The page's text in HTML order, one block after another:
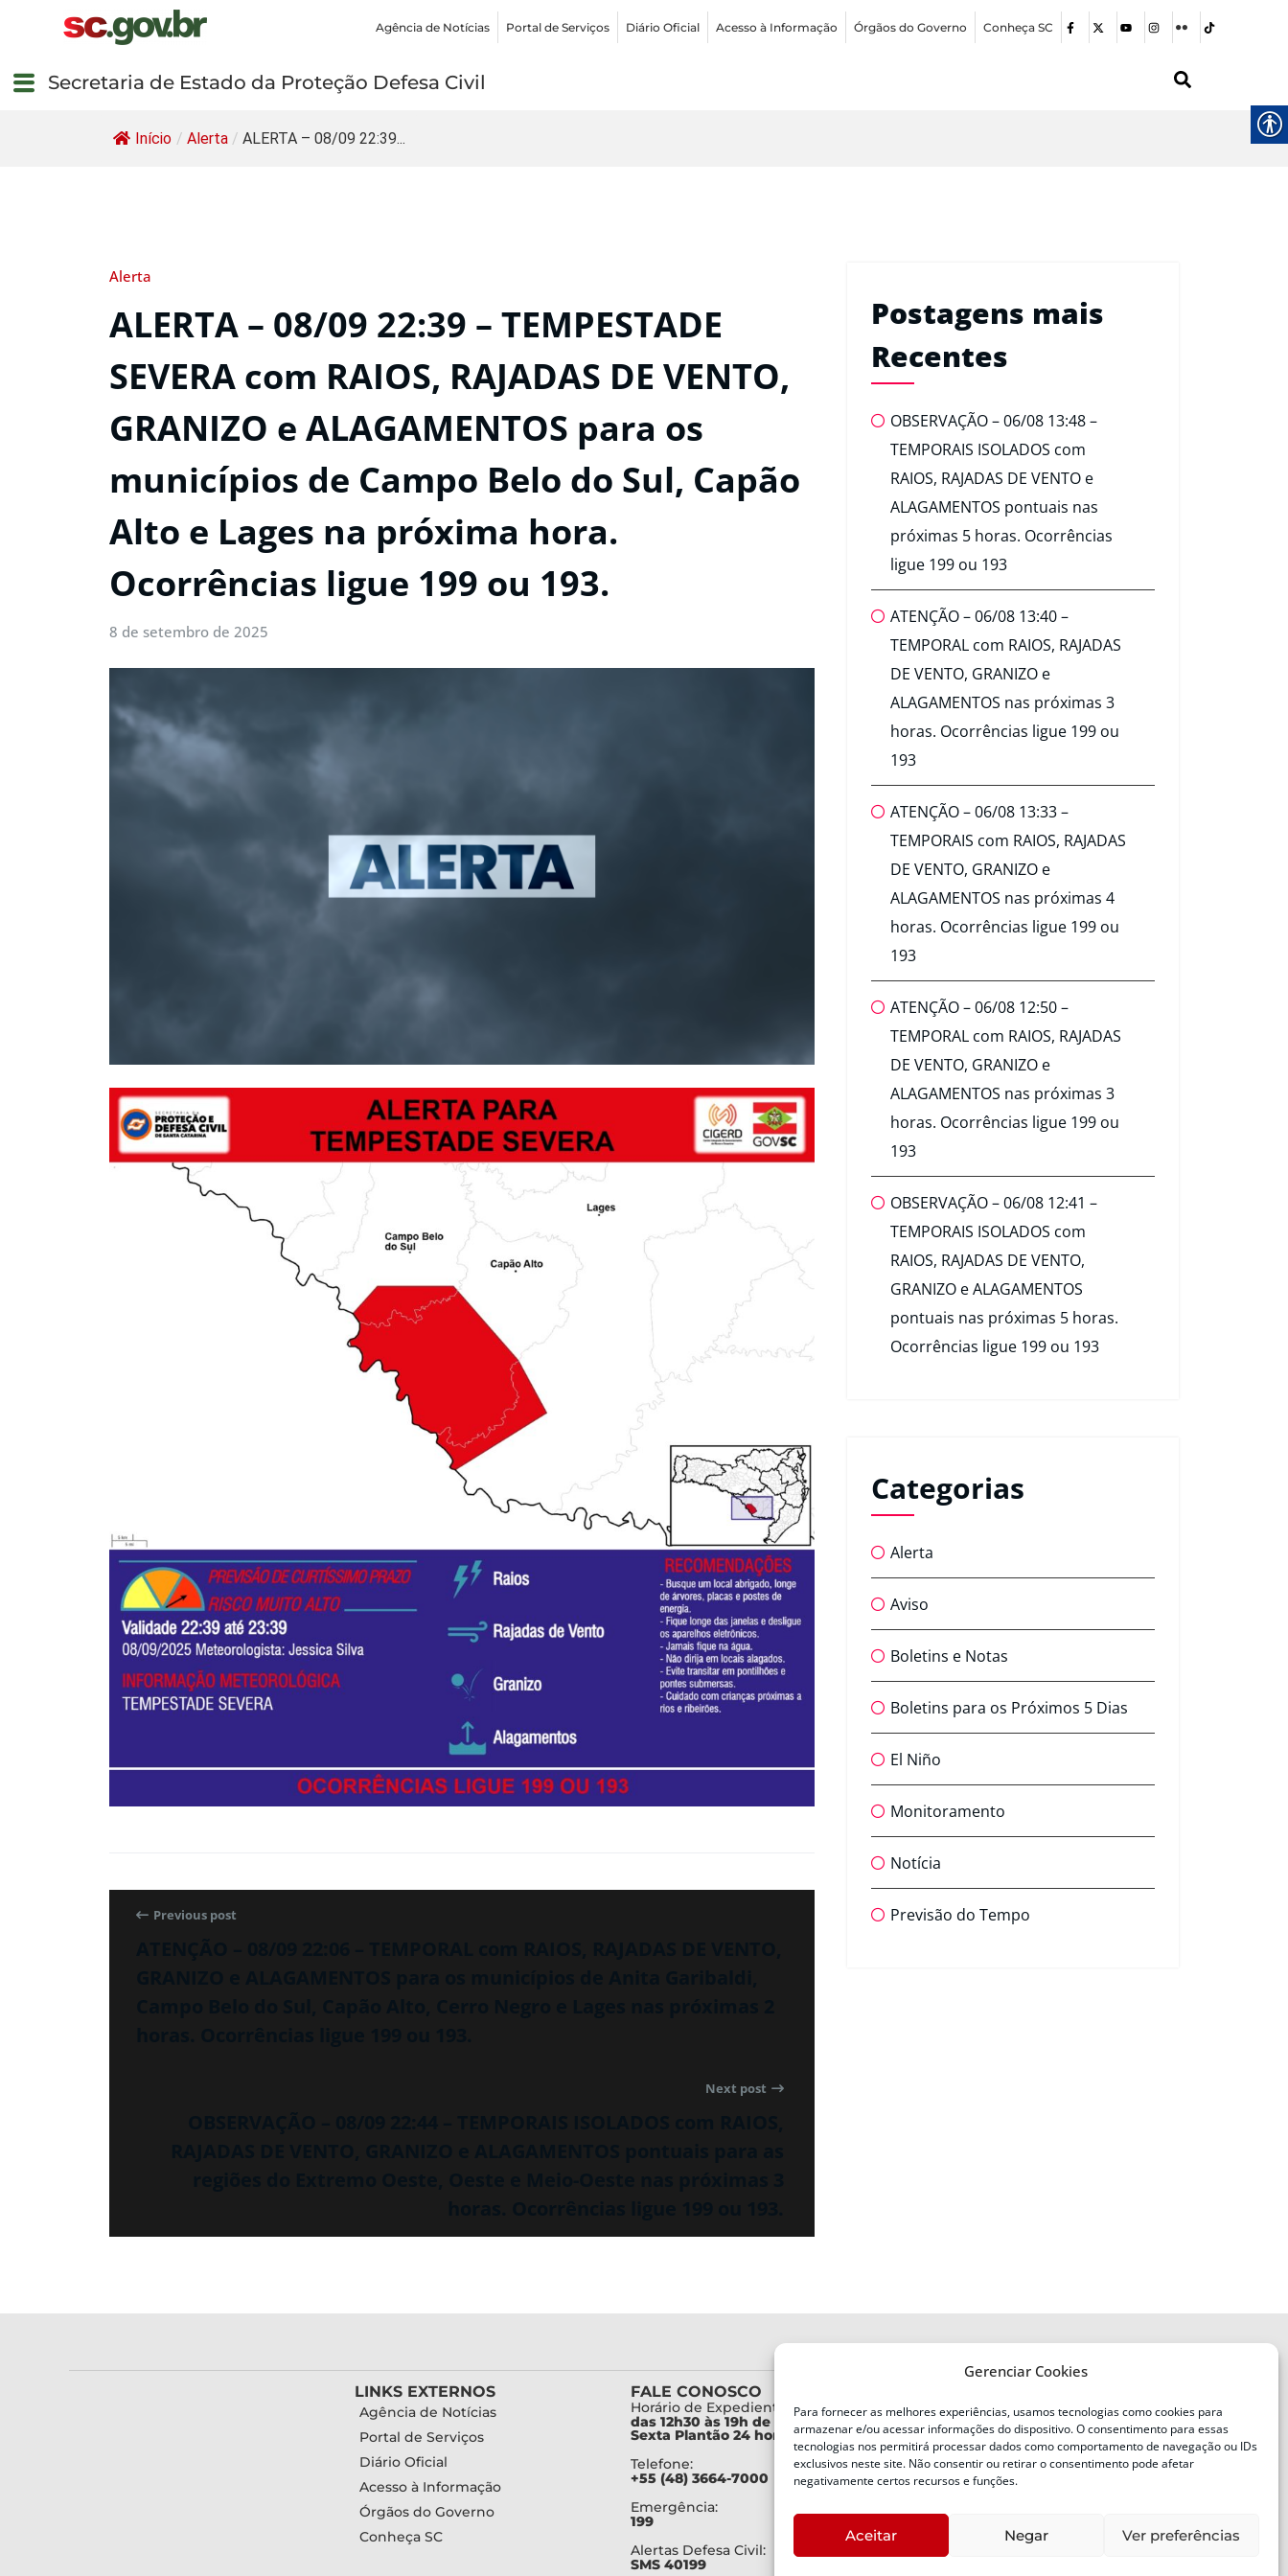
Gerenciar Cookies
Para fornecer as melhores experiências, usamos tecnologias como cookies para
armazenar e/ou acessar informações do dispositivo. O consentimento para essas
tecnologias nos permitirá processar dados como comportamento de navegação ou IDs
exclusivos neste site. Não consentir ou retirar o consentimento pode afetar
negativamente certos recursos e funções.
Aceitar Negar Ver preferências
Agência de Notícias Portal de Serviços Diário Oficial Acesso à Informação Órgãos do Governo Conheça SC
Secretaria de Estado da Proteção Defesa Civil
Início / Alerta / ALERTA – 08/09 22:39...
Alerta
ALERTA – 08/09 22:39 – TEMPESTADE
SEVERA com RAIOS, RAJADAS DE VENTO,
GRANIZO e ALAGAMENTOS para os
municípios de Campo Belo do Sul, Capão
Alto e Lages na próxima hora.
Ocorrências ligue 199 ou 193.
8 de setembro de 2025
Previous post
Next post
Postagens mais
Recentes
OBSERVAÇÃO – 06/08 13:48 –
TEMPORAIS ISOLADOS com
RAIOS, RAJADAS DE VENTO e
ALAGAMENTOS pontuais nas
próximas 5 horas. Ocorrências
ligue 199 ou 193
ATENÇÃO – 06/08 13:40 –
TEMPORAL com RAIOS, RAJADAS
DE VENTO, GRANIZO e
ALAGAMENTOS nas próximas 3
horas. Ocorrências ligue 199 ou
193
ATENÇÃO – 06/08 13:33 –
TEMPORAIS com RAIOS, RAJADAS
DE VENTO, GRANIZO e
ALAGAMENTOS nas próximas 4
horas. Ocorrências ligue 199 ou
193
ATENÇÃO – 06/08 12:50 –
TEMPORAL com RAIOS, RAJADAS
DE VENTO, GRANIZO e
ALAGAMENTOS nas próximas 3
horas. Ocorrências ligue 199 ou
193
OBSERVAÇÃO – 06/08 12:41 –
TEMPORAIS ISOLADOS com
RAIOS, RAJADAS DE VENTO,
GRANIZO e ALAGAMENTOS
pontuais nas próximas 5 horas.
Ocorrências ligue 199 ou 193
Categorias
Alerta
Aviso
Boletins e Notas
Boletins para os Próximos 5 Dias
El Niño
Monitoramento
Notícia
Previsão do Tempo
LINKS EXTERNOS
Agência de Notícias
Portal de Serviços
Diário Oficial
Acesso à Informação
Órgãos do Governo
Conheça SC
FALE CONOSCO
Horário de Expediente:
das 12h30 às 19h de Segunda a
Sexta Plantão 24 horas diariamente
Telefone:
+55 (48) 3664-7000
Emergência:
199
Alertas Defesa Civil:
SMS 40199
Defesa Civil do Estado de Santa
Catarina
Av. Ivo Silveira, nº 2320
Bairro:
Capoeiras, Florianópolis, SC
88085-001